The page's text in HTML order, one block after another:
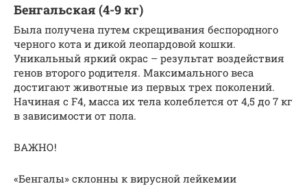
Бенгальская (4-9 кг)
Была получена путем скрещивания беспородного
черного кота и дикой леопардовой кошки.
Уникальный яркий окрас – результат воздействия
генов второго родителя. Максимального веса
достигают животные из первых трех поколений.
Начиная с F4, масса их тела колеблется от 4,5 до 7 кг
в зависимости от пола.
ВАЖНО!
«Бенгалы» склонны к вирусной лейкемии